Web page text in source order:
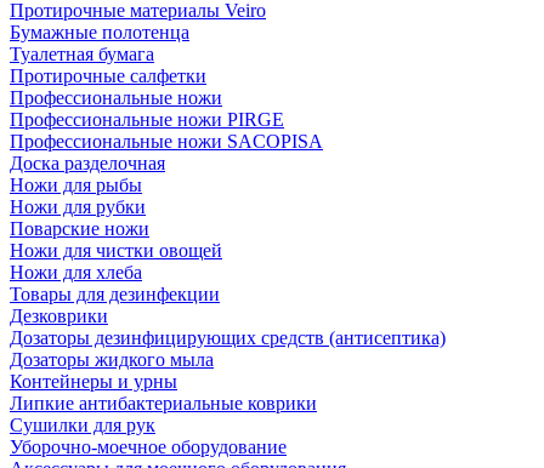
Протирочные материалы Veiro
Бумажные полотенца
Туалетная бумага
Протирочные салфетки
Профессиональные ножи
Профессиональные ножи PIRGE
Профессиональные ножи SACOPISA
Доска разделочная
Ножи для рыбы
Ножи для рубки
Поварские ножи
Ножи для чистки овощей
Ножи для хлеба
Товары для дезинфекции
Дезковрики
Дозаторы дезинфицирующих средств (антисептика)
Дозаторы жидкого мыла
Контейнеры и урны
Липкие антибактериальные коврики
Сушилки для рук
Уборочно-моечное оборудование